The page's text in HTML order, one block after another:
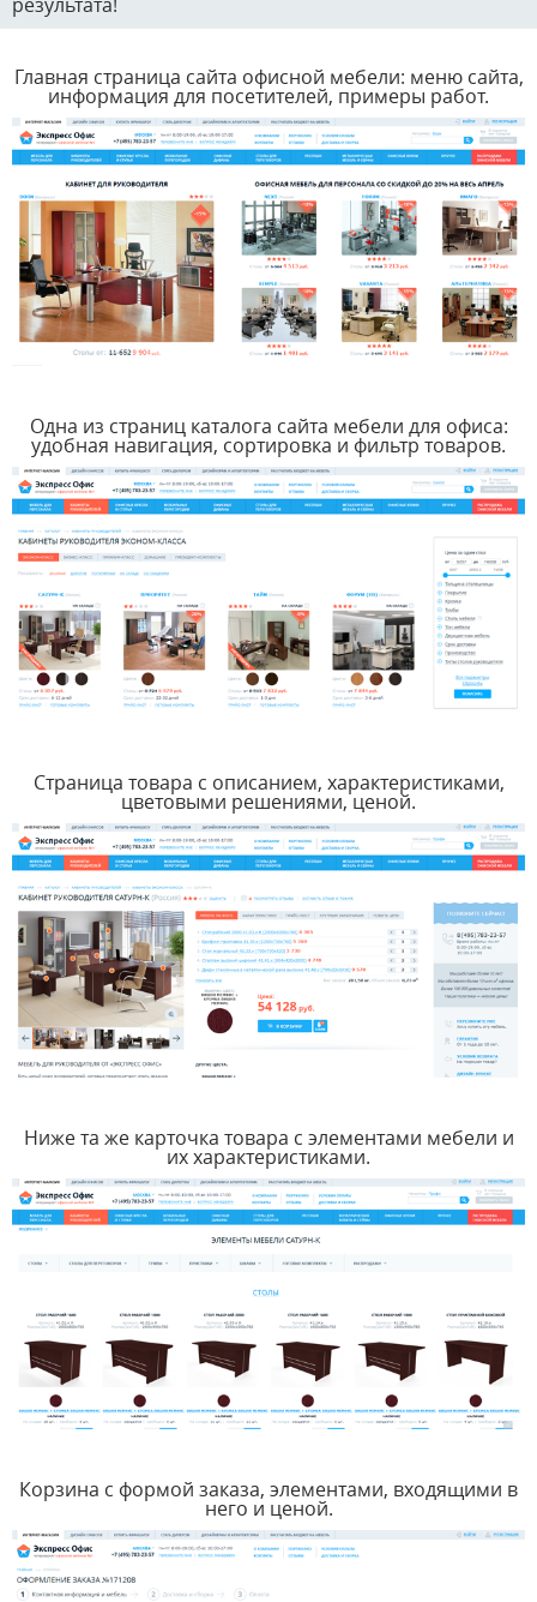
Главная страница сайта офисной мебели: меню сайта,
информация для посетителей, примеры работ.
Одна из страниц каталога сайта мебели для офиса:
удобная навигация, сортировка и фильтр товаров.
Страница товара с описанием, характеристиками,
цветовыми решениями, ценой.
Ниже та же карточка товара с элементами мебели и
их характеристиками.
Корзина с формой заказа, элементами, входящими в
него и ценой.